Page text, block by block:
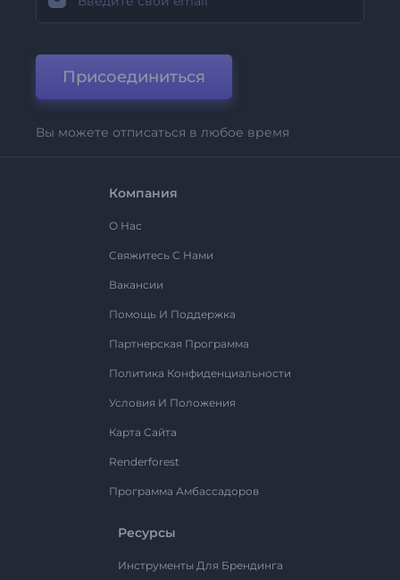
Присоединиться
Вы можете отписаться в любое время
Компания
О Нас
Свяжитесь С Нами
Вакансии
Помощь И Поддержка
Партнерская Программа
Политика Конфиденциальности
Условия И Положения
Карта Сайта
Renderforest
Программа Амбассадоров
Ресурсы
Инструменты Для Брендинга